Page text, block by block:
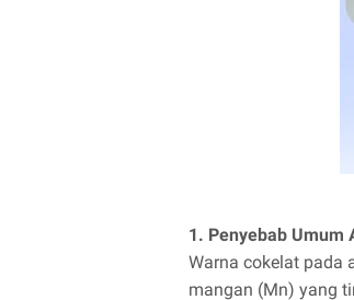
1. Penyebab Umum
Warna cokelat pada
mangan (Mn) yang